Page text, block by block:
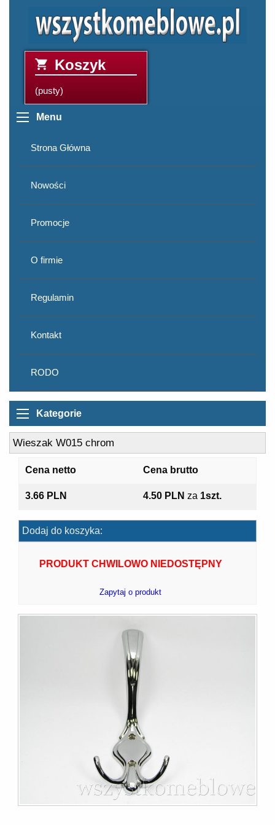
Koszyk
(pusty)
Menu
Strona Główna
Nowości
Promocje
O firmie
Regulamin
Kontakt
RODO
Kategorie
Wieszak W015 chrom
Cena netto Cena brutto
3.66 PLN 4.50 PLN za 1szt.
Dodaj do koszyka:
PRODUKT CHWILOWO NIEDOSTĘPNY
Zapytaj o produkt